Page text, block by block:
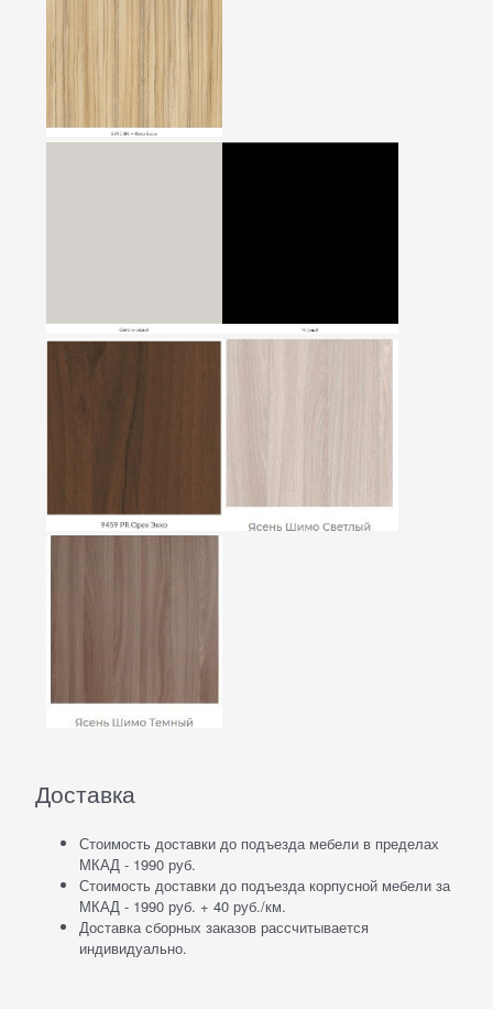
Доставка
Стоимость доставки до подъезда мебели в пределах
МКАД - 1990 руб.
Стоимость доставки до подъезда корпусной мебели за
МКАД - 1990 руб. + 40 руб./км.
Доставка сборных заказов рассчитывается
индивидуально.